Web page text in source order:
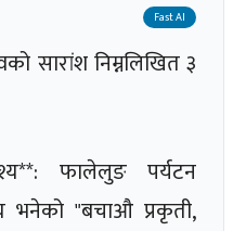
Fast AI
सारांश निम्नलिखित ३
फालेलुङ पर्यटन
भनेको "बचाऔ प्रकृती,